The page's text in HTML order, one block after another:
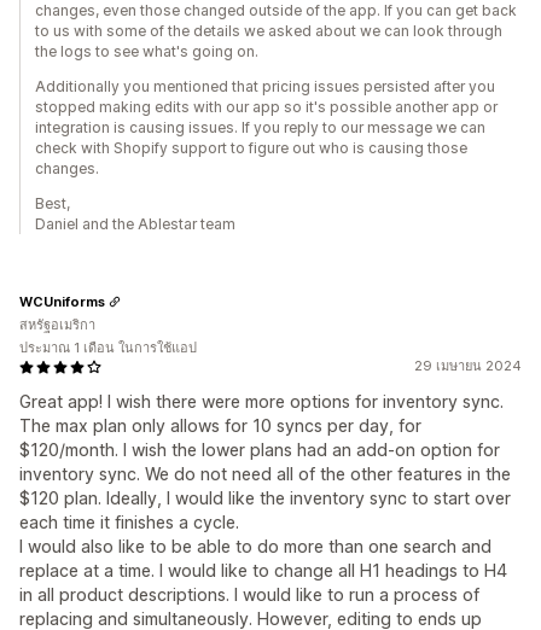
changes, even those changed outside of the app. If you can get back
to us with some of the details we asked about we can look through
the logs to see what's going on.
Additionally you mentioned that pricing issues persisted after you
stopped making edits with our app so it's possible another app or
integration is causing issues. If you reply to our message we can
check with Shopify support to figure out who is causing those
changes.
Best,
Daniel and the Ablestar team
29 เมษายน 2024
Great app! I wish there were more options for inventory sync.
The max plan only allows for 10 syncs per day, for
$120/month. I wish the lower plans had an add-on option for
inventory sync. We do not need all of the other features in the
$120 plan. Ideally, I would like the inventory sync to start over
each time it finishes a cycle.
I would also like to be able to do more than one search and
replace at a time. I would like to change all H1 headings to H4
in all product descriptions. I would like to run a process of
replacing and simultaneously. However, editing to ends up
WCUniforms
สหรัฐอเมริกา
ประมาณ 1 เดือน ในการใช้แอป